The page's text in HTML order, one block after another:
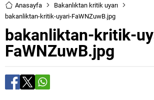
Anasayfa
Bakanlıktan kritik uyarı
bakanliktan-kritik-uyari-FaWNZuwB.jpg
bakanliktan-kritik-
FaWNZuwB.jpg